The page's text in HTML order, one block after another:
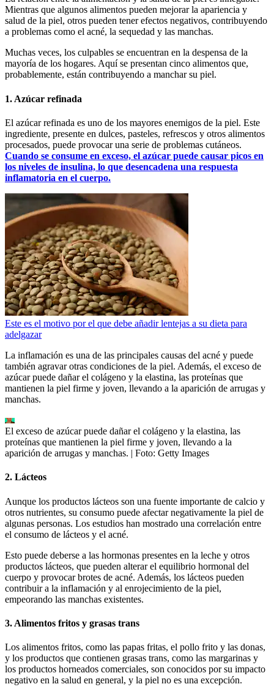
Mientras que algunos alimentos pueden mejorar la apariencia y
salud de la piel, otros pueden tener efectos negativos, contribuyendo
a problemas como el acné, la sequedad y las manchas.
Muchas veces, los culpables se encuentran en la despensa de la
mayoría de los hogares. Aquí se presentan cinco alimentos que,
probablemente, están contribuyendo a manchar su piel.
1. Azúcar refinada
El azúcar refinada es uno de los mayores enemigos de la piel. Este
ingrediente, presente en dulces, pasteles, refrescos y otros alimentos
procesados, puede provocar una serie de problemas cutáneos.
Cuando se consume en exceso, el azúcar puede causar picos en
los niveles de insulina, lo que desencadena una respuesta
inflamatoria en el cuerpo.
Este es el motivo por el que debe añadir lentejas a su dieta para
adelgazar
La inflamación es una de las principales causas del acné y puede
también agravar otras condiciones de la piel. Además, el exceso de
azúcar puede dañar el colágeno y la elastina, las proteínas que
mantienen la piel firme y joven, llevando a la aparición de arrugas y
manchas.
El exceso de azúcar puede dañar el colágeno y la elastina, las
proteínas que mantienen la piel firme y joven, llevando a la
aparición de arrugas y manchas. | Foto: Getty Images
2. Lácteos
Aunque los productos lácteos son una fuente importante de calcio y
otros nutrientes, su consumo puede afectar negativamente la piel de
algunas personas. Los estudios han mostrado una correlación entre
el consumo de lácteos y el acné.
Esto puede deberse a las hormonas presentes en la leche y otros
productos lácteos, que pueden alterar el equilibrio hormonal del
cuerpo y provocar brotes de acné. Además, los lácteos pueden
contribuir a la inflamación y al enrojecimiento de la piel,
empeorando las manchas existentes.
3. Alimentos fritos y grasas trans
Los alimentos fritos, como las papas fritas, el pollo frito y las donas,
y los productos que contienen grasas trans, como las margarinas y
los productos horneados comerciales, son conocidos por su impacto
negativo en la salud en general, y la piel no es una excepción.